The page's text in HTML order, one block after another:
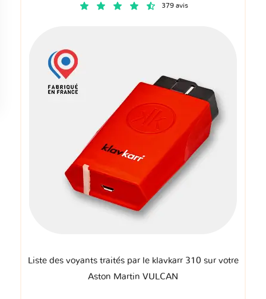
379 avis
Liste des voyants traités par le klavkarr 310 sur votre
Aston Martin VULCAN